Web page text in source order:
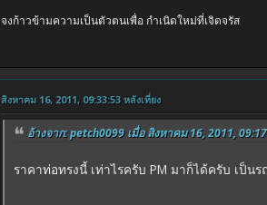
จงก้าวข้ามความเป็นตัวตนเพื่อ กำเนิดใหม่ที่เจิดจรัส
สิงหาคม 16, 2011, 09:33:53 หลังเที่ยง
อ้างจาก: petch0099 เมื่อ สิงหาคม 16, 2011,
ราคาท่อทรงนี้ เท่าไรครับ PM มาก็ได้ครับ เป็น